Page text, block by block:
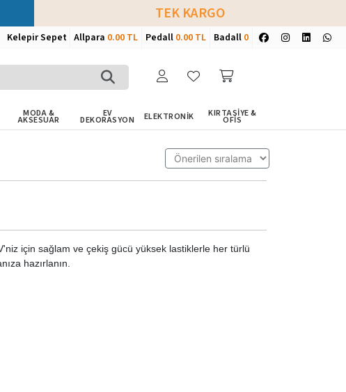
TEK KARGO
Kelepir Sepet Allpara 0.00 TL Pedall 0.00 TL Badall 0
MODA &
AKSESUAR
EV
DEKORASYON ELEKTRONİK KIRTASİYE &
OFİS
için sağlam ve çekiş gücü yüksek lastiklerle her türlü
hazırlanın.